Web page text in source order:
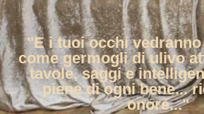
"E i tuoi occhi
come germogli di ulivo
tavole, saggi e
piene di ogni bene...
onore..."